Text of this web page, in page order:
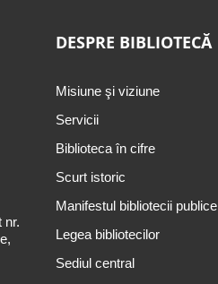
nr.
DESPRE BIBLIOTECĂ
Misiune şi viziune
Servicii
Biblioteca în cifre
Scurt istoric
Manifestul bibliotecii publice
Legea bibliotecilor
Sediul central